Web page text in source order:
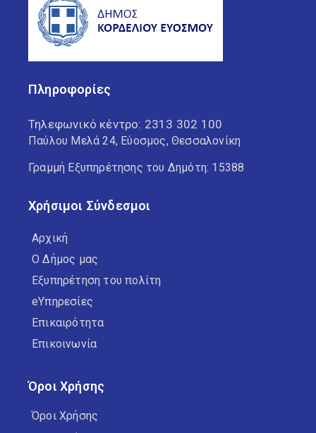
Πληροφορίες
Τηλεφωνικό κέντρο: 2313 302 100
Παύλου Μελά 24, Εύοσμος, Θεσσαλονίκη
Γραμμή Εξυπηρέτησης του Δημότη: 15388
Χρήσιμοι Σύνδεσμοι
Αρχική
Ο Δήμος μας
Εξυπηρέτηση του πολίτη
eΥπηρεσίες
Επικαιρότητα
Επικοινωνία
Όροι Χρήσης
Όροι Χρήσης